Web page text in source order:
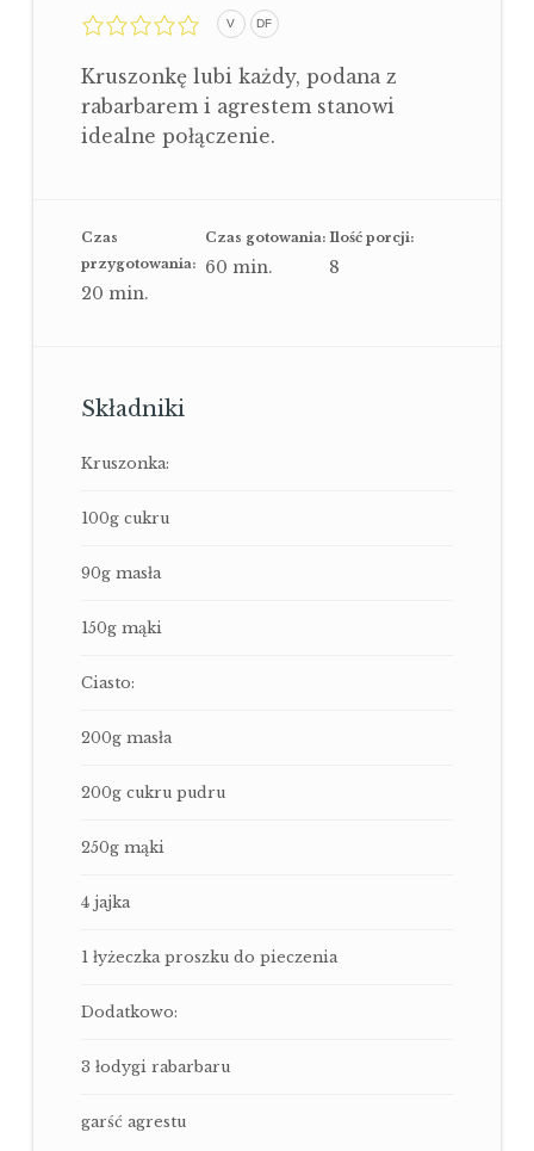
0,0
rating
V DF
Kruszonkę lubi każdy, podana z
rabarbarem i agrestem stanowi
idealne połączenie.
Czas
przygotowania:
20 min.
Czas gotowania:
60 min.
Ilość porcji:
8
Składniki
Kruszonka:
100g cukru
90g masła
150g mąki
Ciasto:
200g masła
200g cukru pudru
250g mąki
4 jajka
1 łyżeczka proszku do pieczenia
Dodatkowo:
3 łodygi rabarbaru
garść agrestu